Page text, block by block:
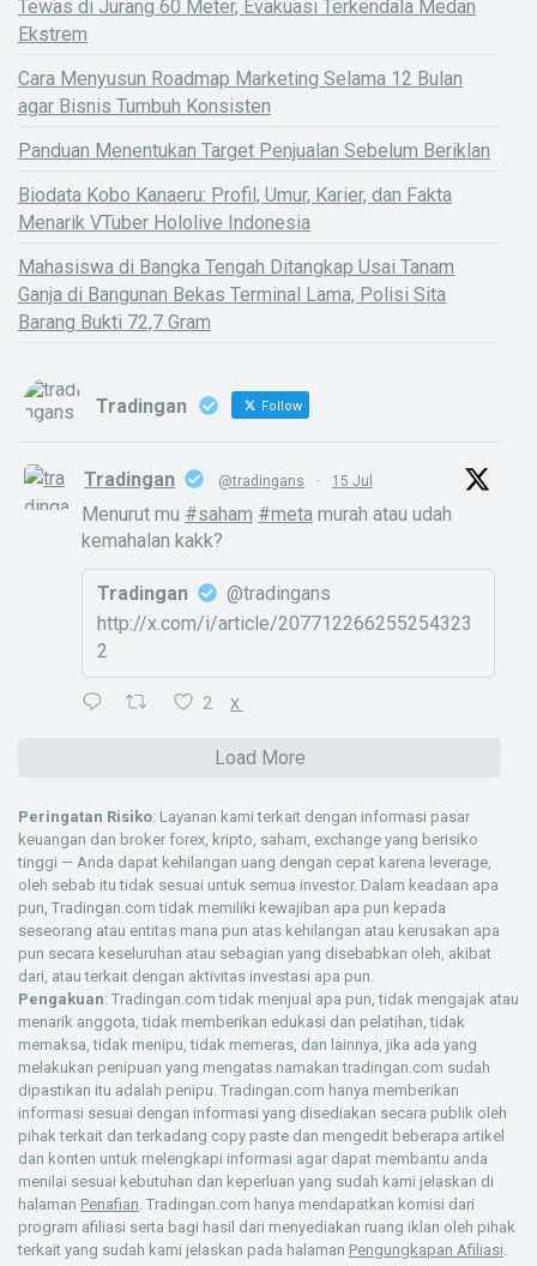
Tewas di Jurang 60 Meter, Evakuasi Terkendala Medan
Ekstrem
Cara Menyusun Roadmap Marketing Selama 12 Bulan
agar Bisnis Tumbuh Konsisten
Panduan Menentukan Target Penjualan Sebelum Beriklan
Biodata Kobo Kanaeru: Profil, Umur, Karier, dan Fakta
Menarik VTuber Hololive Indonesia
Mahasiswa di Bangka Tengah Ditangkap Usai Tanam
Ganja di Bangunan Bekas Terminal Lama, Polisi Sita
Barang Bukti 72,7 Gram
Tradingan Follow
Tradingan @tradingans · 15 Jul
Menurut mu #saham #meta murah atau udah
kemahalan kakk?
Tradingan
@tradingans
http://x.com/i/article/207712266255254323
2
2 X
Load More
Peringatan Risiko: Layanan kami terkait dengan informasi pasar
keuangan dan broker forex, kripto, saham, exchange yang berisiko
tinggi — Anda dapat kehilangan uang dengan cepat karena leverage,
oleh sebab itu tidak sesuai untuk semua investor. Dalam keadaan apa
pun, Tradingan.com tidak memiliki kewajiban apa pun kepada
seseorang atau entitas mana pun atas kehilangan atau kerusakan apa
pun secara keseluruhan atau sebagian yang disebabkan oleh, akibat
dari, atau terkait dengan aktivitas investasi apa pun.
Pengakuan: Tradingan.com tidak menjual apa pun, tidak mengajak atau
menarik anggota, tidak memberikan edukasi dan pelatihan, tidak
memaksa, tidak menipu, tidak memeras, dan lainnya, jika ada yang
melakukan penipuan yang mengatas namakan tradingan.com sudah
dipastikan itu adalah penipu. Tradingan.com hanya memberikan
informasi sesuai dengan informasi yang disediakan secara publik oleh
pihak terkait dan terkadang copy paste dan mengedit beberapa artikel
dan konten untuk melengkapi informasi agar dapat membantu anda
menilai sesuai kebutuhan dan keperluan yang sudah kami jelaskan di
halaman Penafian. Tradingan.com hanya mendapatkan komisi dari
program afiliasi serta bagi hasil dari menyediakan ruang iklan oleh pihak
terkait yang sudah kami jelaskan pada halaman Pengungkapan Afiliasi.